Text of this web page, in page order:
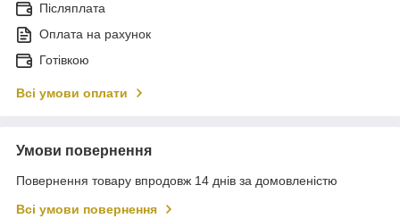
Післяплата
Оплата на рахунок
Готівкою
Всі умови оплати
Умови повернення
Повернення товару впродовж 14 днів за домовленістю
Всі умови повернення